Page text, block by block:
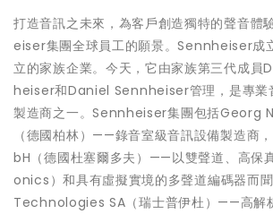
打造音訊之未來，為客戶創造獨特的聲音
eiser集團全球員工的願景。Sennheiser成
立的家族企業。今天，它由家族第三代成
heiser和Daniel Sennheiser管理，是專業
製造商之一。Sennheiser集團包括Georg
（德國柏林）——錄音室級音訊設備製造
bH（德國杜塞爾多夫）——以雙聲道、高保
onics）和具有虛擬實境的多聲道編碼器而
Technologies SA（瑞士普伊杜）——高解